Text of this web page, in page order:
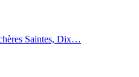
Saintes, Dix…